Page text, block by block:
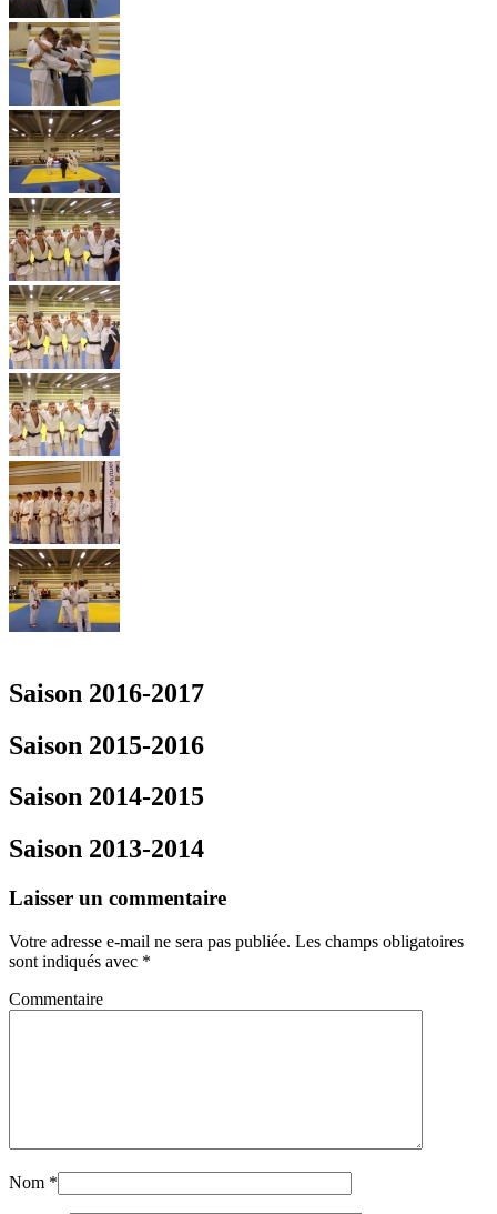
Saison 2016-2017
Saison 2015-2016
Saison 2014-2015
Saison 2013-2014
Laisser un commentaire
Votre adresse e-mail ne sera pas publiée. Les champs obligatoires
sont indiqués avec *
Commentaire
Nom *